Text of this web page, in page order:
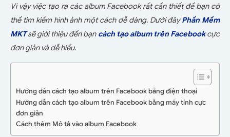
Vì vậy việc tạo ra các album Facebook rất cần thiết để bạn có
thể tìm kiếm hình ảnh một cách dễ dàng. Dưới đâyPhần Mềm
MKTsẽ giới thiệu đến bạn cách tạo album trên Facebookcực
đơn giản và dễ hiểu.
Hướng dẫn cách tạo album trên Facebook bằng điện thoại
Hướng dẫn cách tạo album trên Facebook bằng máy tính cực
đơn giản
Cách thêm Mô tả vào album Facebook